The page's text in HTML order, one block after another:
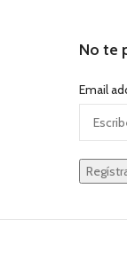
No te
Email